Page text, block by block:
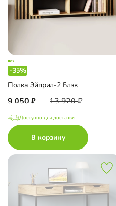
-35%
Полка Эйприл-2 Блэк
9 050 13 920
Доступно для доставки
В корзину